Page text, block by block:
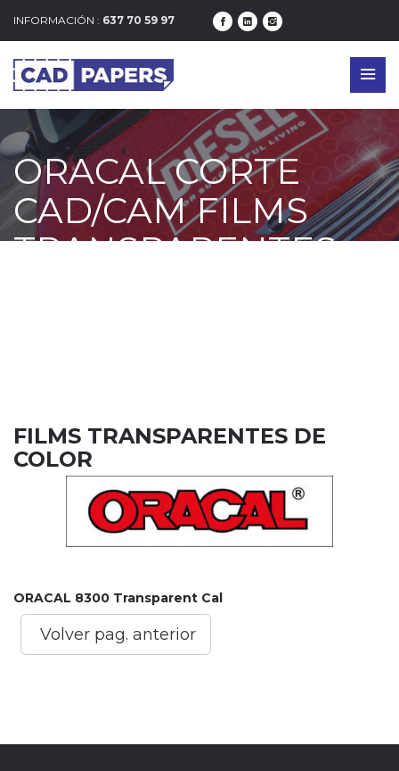
INFORMACIÓN : 637 70 59 97
ORACAL CORTE
CAD/CAM FILMS
TRANSPARENTES
FILMS TRANSPARENTES DE
COLOR
ORACAL 8300 Transparent Cal
Volver pag. anterior